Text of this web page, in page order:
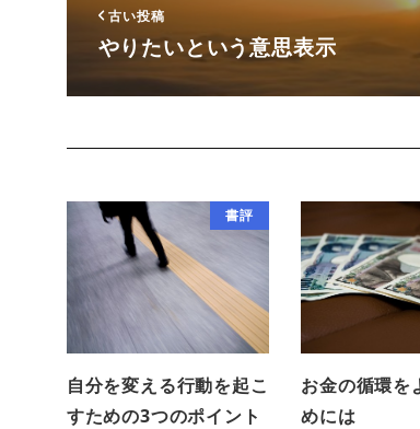
古い投稿
やりたいという意思表示
書評
自分を変える行動を起こ
すための3つのポイント
お金の循環を
めには